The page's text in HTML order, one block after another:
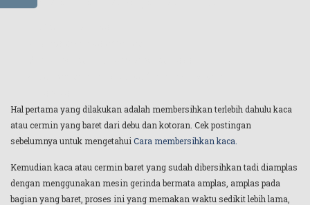
Hal pertama yang dilakukan adalah membersihkan terlebih dahulu kaca
atau cermin yang baret dari debu dan kotoran. Cek postingan
sebelumnya untuk mengetahuiCara membersihkan kaca.
Kemudian kaca atau cermin baret yang sudah dibersihkan tadi diamplas
dengan menggunakan mesin gerinda bermata amplas, amplas pada
bagian yang baret, proses ini yang memakan waktu sedikit lebih lama,